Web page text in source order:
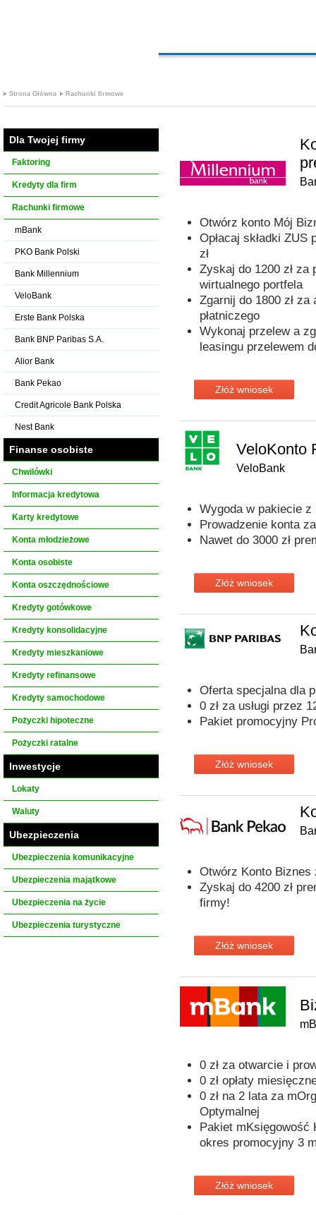
Strona Główna Rachunki firmowe
Dla Twojej firmy
Faktoring
Kredyty dla firm
Rachunki firmowe
mBank
PKO Bank Polski
Bank Millennium
VeloBank
Erste Bank Polska
Bank BNP Paribas S.A.
Alior Bank
Bank Pekao
Credit Agricole Bank Polska
Nest Bank
Finanse osobiste
Chwilówki
Informacja kredytowa
Karty kredytowe
Konta młodzieżowe
Konta osobiste
Konta oszczędnościowe
Kredyty gotówkowe
Kredyty konsolidacyjne
Kredyty mieszkaniowe
Kredyty refinansowe
Kredyty samochodowe
Pożyczki hipoteczne
Pożyczki ratalne
Inwestycje
Lokaty
Waluty
Ubezpieczenia
Ubezpieczenia komunikacyjne
Ubezpieczenia majątkowe
Ubezpieczenia na życie
Ubezpieczenia turystyczne
Otwórz konto Mój
Opłacaj składki
zł
Zyskaj do 1200 zł za
wirtualnego portfela
Zgarnij do 1800 zł
płatniczego
Wykonaj przelew a
leasingu przelewem
Złóż wniosek
VeloKonto
VeloBank
Wygoda w pakiecie
Prowadzenie konta
Nawet do 3000 zł
Złóż wniosek
Oferta specjalna dla
0 zł za usługi przez
Pakiet promocyjny
Złóż wniosek
Otwórz Konto Biznes
Zyskaj do 4200 zł
firmy!
Złóż wniosek
0 zł za otwarcie i
0 zł opłaty
0 zł na 2 lata za
Optymalnej
Pakiet mKsięgowość
okres promocyjny 3
Złóż wniosek